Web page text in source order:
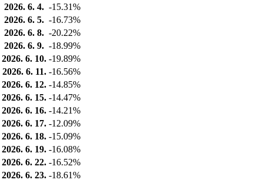
2026. 6. 4. -15.31%
2026. 6. 5. -16.73%
2026. 6. 8. -20.22%
2026. 6. 9. -18.99%
2026. 6. 10. -19.89%
2026. 6. 11. -16.56%
2026. 6. 12. -14.85%
2026. 6. 15. -14.47%
2026. 6. 16. -14.21%
2026. 6. 17. -12.09%
2026. 6. 18. -15.09%
2026. 6. 19. -16.08%
2026. 6. 22. -16.52%
2026. 6. 23. -18.61%